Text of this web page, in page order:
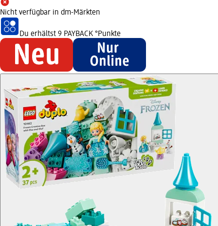
Nicht verfügbar in dm-Märkten
Du erhältst 9 PAYBACK °Punkte